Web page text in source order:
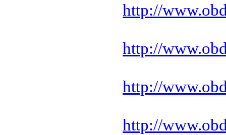
http://
http://
http://
http://